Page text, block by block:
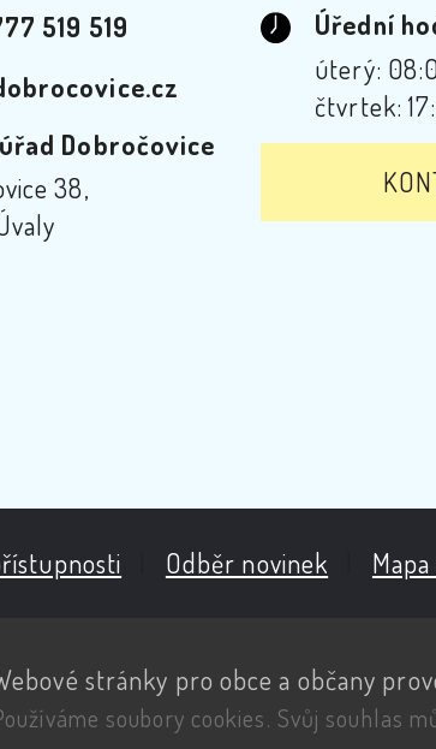
519 519
Dobročovice
38,
Úřední
úterý:
čtvrtek:
Odběr novinek
stránky pro obce a občany
soubory cookies. Svůj souhlas